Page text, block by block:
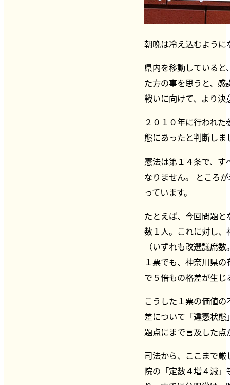
朝晩は冷え込むよう
県内を移動している
た方の事を思うと、
戦いに向けて、より決
２０１０年に行われ
態にあったと判断し
憲法は第１４条で、
なりません。 ところ
っています。
たとえば、今回問題
数１人。これに対し
（いずれも改選議席
１票でも、神奈川県
で５倍もの格差が生
こうした１票の価値
差について「違憲状
題点にまで言及した点
司法から、ここまで
院の「定数４増４減